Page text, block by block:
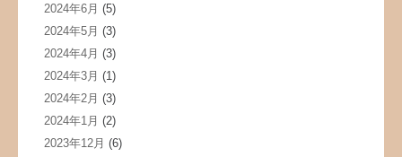
2024年6月 (5)
2024年5月 (3)
2024年4月 (3)
2024年3月 (1)
2024年2月 (3)
2024年1月 (2)
2023年12月 (6)